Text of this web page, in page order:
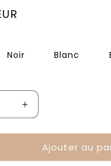
Noir Blanc
Augmenter
la
quantité
Boucles
Ajouter au